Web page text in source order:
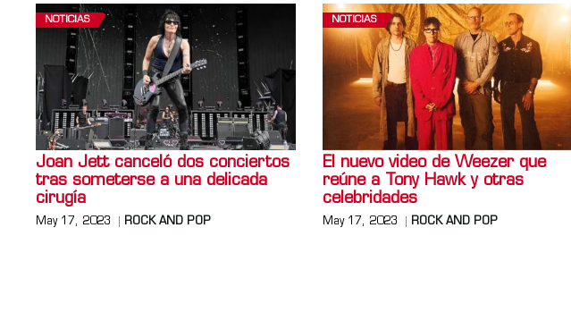
NOTICIAS
Joan Jett canceló dos conciertos
tras someterse a una delicada
cirugía
May 17, 2023 ROCK AND POP
NOTICIAS
El nuevo video de Weezer que
reúne a Tony Hawk y otras
celebridades
May 17, 2023 ROCK AND POP